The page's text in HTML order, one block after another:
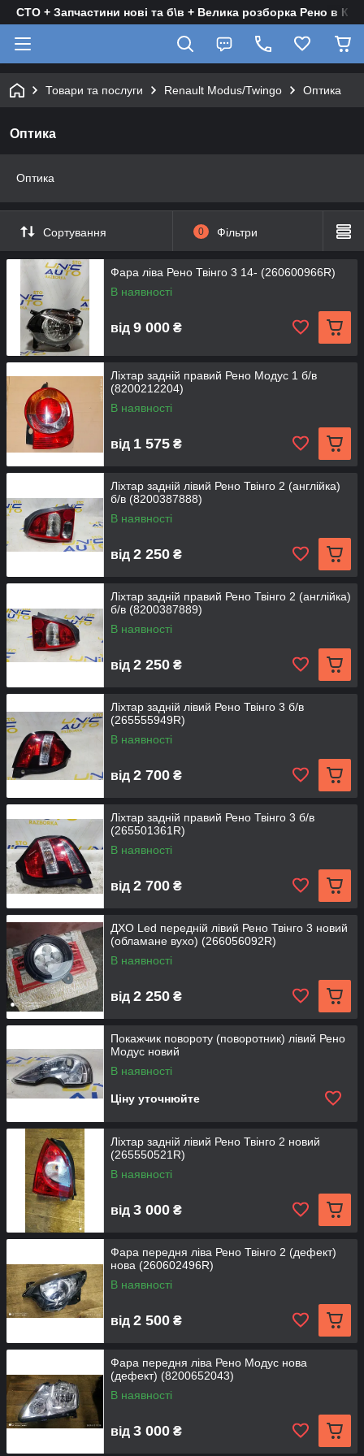
СТО + Запчастини нові та б\в + Велика розборка Рено в
Товари та послуги Renault Modus/Twingo Оптика
Оптика
Оптика
Сортування 0 Фільтри
Фара ліва Рено Твінго 3 14- (260600966R)
В наявності
від 9 000 ₴
Ліхтар задній правий Рено Модус 1 б/в
(8200212204)
В наявності
від 1 575 ₴
Ліхтар задній лівий Рено Твінго 2 (англійка)
б/в (8200387888)
В наявності
від 2 250 ₴
Ліхтар задній правий Рено Твінго 2 (англійка)
б/в (8200387889)
В наявності
від 2 250 ₴
Ліхтар задній лівий Рено Твінго 3 б/в
(265555949R)
В наявності
від 2 700 ₴
Ліхтар задній правий Рено Твінго 3 б/в
(265501361R)
В наявності
від 2 700 ₴
ДХО Led передній лівий Рено Твінго 3 новий
(обламане вухо) (266056092R)
В наявності
від 2 250 ₴
Покажчик повороту (поворотник) лівий Рено
Модус новий
В наявності
Ціну уточнюйте
Ліхтар задній лівий Рено Твінго 2 новий
(265550521R)
В наявності
від 3 000 ₴
Фара передня ліва Рено Твінго 2 (дефект)
нова (260602496R)
В наявності
від 2 500 ₴
Фара передня ліва Рено Модус нова
(дефект) (8200652043)
В наявності
від 3 000 ₴